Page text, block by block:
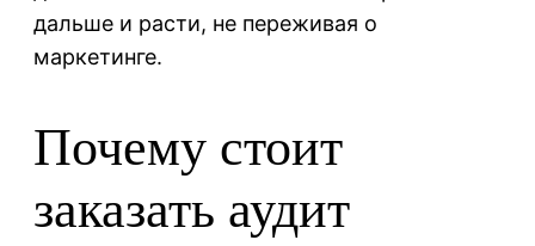
дальше и расти, не переживая о
маркетинге.
Почему стоит
заказать аудит